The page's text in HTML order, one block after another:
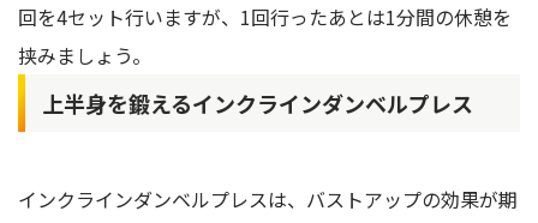
回を4セット行いますが、1回行ったあとは1分間の休憩を
挟みましょう。
上半身を鍛えるインクラインダンベルプレス
インクラインダンベルプレスは、バストアップの効果が期